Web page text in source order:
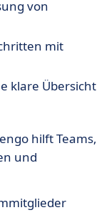
von
mit
klare Übersicht
hilft Teams,
und